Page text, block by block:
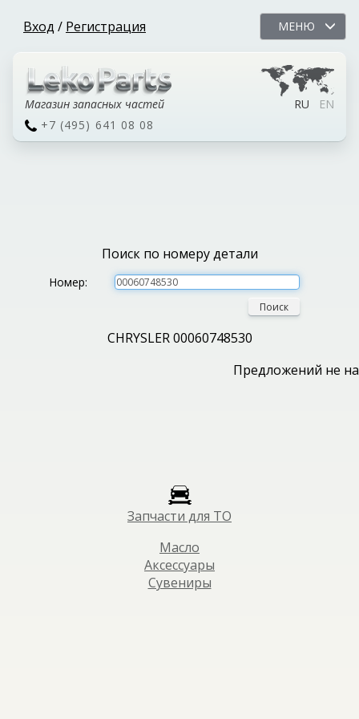
Вход / Регистрация МЕНЮ
Магазин запасных частей RU
EN
+7 (495) 641 08 08
Поиск по номеру детали
Номер:
Поиск
CHRYSLER 00060748530
Предложений не
Запчасти для ТО
Масло
Аксессуары
Сувениры